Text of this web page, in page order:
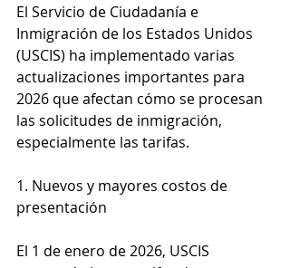
El Servicio de Ciudadanía e
Inmigración de los Estados Unidos
(USCIS) ha implementado varias
actualizaciones importantes para
2026 que afectan cómo se procesan
las solicitudes de inmigración,
especialmente las tarifas.
1. Nuevos y mayores costos de
presentación
El 1 de enero de 2026, USCIS